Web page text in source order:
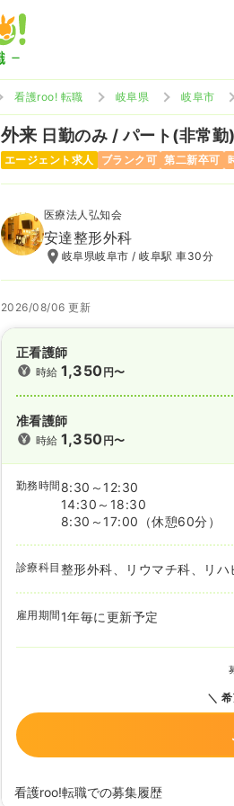
看護roo! 転職 岐阜県 岐阜市
外来 日勤のみ / パート(非常勤)
エージェント求人 ブランク可 第二新卒可
医療法人弘知会
安達整形外科
岐阜県岐阜市 / 岐阜駅 車30分
2026/08/06 更新
正看護師
時給1,350円〜
准看護師
時給1,350円〜
勤務時間 8:30～12:30
14:30～18:30
8:30～17:00
（休憩60分）
診療科目 整形外科、リウマチ科、リ
雇用期間 1年毎に更新予定
看護roo!転職での募集履歴